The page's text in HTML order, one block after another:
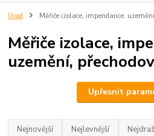
Úvod Měřiče izolace, impendance,
Měřiče izolace,
uzemění,
Upřesnit
Nejnovější Nejlevnější